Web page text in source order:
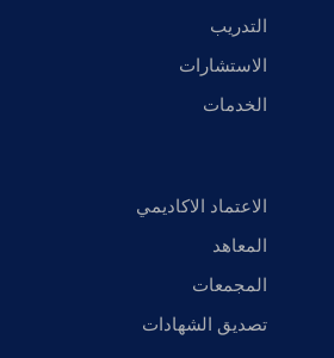
التدريب
الاستشارات
الخدمات
الاعتماد الاكاديمي
المعاهد
المجمعات
تصديق الشهادات